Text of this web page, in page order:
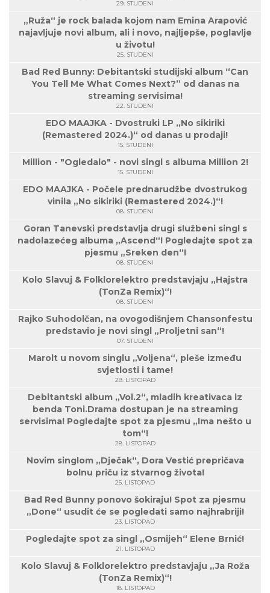
29. STUDENI
„Ruža“ je rock balada kojom nam Emina Arapović
najavljuje novi album, ali i novo, najljepše, poglavlje
u životu!
25. STUDENI
Bad Red Bunny: Debitantski studijski album “Can
You Tell Me What Comes Next?” od danas na
streaming servisima!
22. STUDENI
EDO MAAJKA - Dvostruki LP „No sikiriki
(Remastered 2024.)“ od danas u prodaji!
15. STUDENI
Million - "Ogledalo" - novi singl s albuma Million 2!
15. STUDENI
EDO MAAJKA - Počele prednarudžbe dvostrukog
vinila „No sikiriki (Remastered 2024.)“!
08. STUDENI
Goran Tanevski predstavlja drugi službeni singl s
nadolazećeg albuma „Ascend“! Pogledajte spot za
pjesmu „Sreken den“!
08. STUDENI
Kolo Slavuj & Folklorelektro predstavjaju „Hajstra
(TonZa Remix)“!
08. STUDENI
Rajko Suhodolčan, na ovogodišnjem Chansonfestu
predstavio je novi singl „Proljetni san“!
07. STUDENI
Marolt u novom singlu „Voljena“, pleše između
svjetlosti i tame!
28. LISTOPAD
Debitantski album „Vol.2“, mladih kreativaca iz
benda Toni.Drama dostupan je na streaming
servisima! Pogledajte spot za pjesmu „Ima nešto u
tom“!
28. LISTOPAD
Novim singlom „Dječak“, Dora Vestić prepričava
bolnu priču iz stvarnog života!
25. LISTOPAD
Bad Red Bunny ponovo šokiraju! Spot za pjesmu
„Done“ usudit će se pogledati samo najhrabriji!
23. LISTOPAD
Pogledajte spot za singl „Osmijeh“ Elene Brnić!
21. LISTOPAD
Kolo Slavuj & Folklorelektro predstavjaju „Ja Roža
(TonZa Remix)“!
18. LISTOPAD